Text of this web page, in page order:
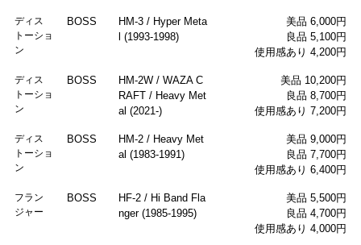
ディス
トーショ
ン
BOSS
HM-3 / Hyper Meta
l (1993-1998)
美品 6,000円
良品 5,100円
使用感あり 4,200円
ディス
トーショ
ン
BOSS
HM-2W / WAZA C
RAFT / Heavy Met
al (2021-)
美品 10,200円
良品 8,700円
使用感あり 7,200円
ディス
トーショ
ン
BOSS
HM-2 / Heavy Met
al (1983-1991)
美品 9,000円
良品 7,700円
使用感あり 6,400円
フラン
ジャー
BOSS
HF-2 / Hi Band Fla
nger (1985-1995)
美品 5,500円
良品 4,700円
使用感あり 4,000円